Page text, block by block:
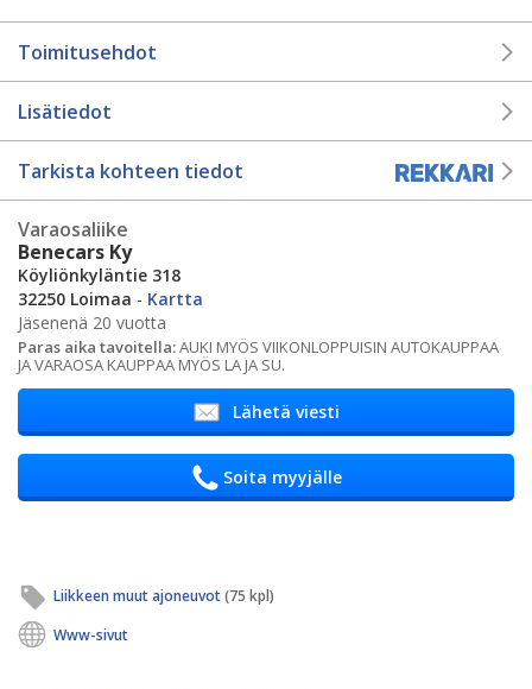
Toimitusehdot
Lisätiedot
Tarkista kohteen tiedot
Varaosaliike
Benecars Ky
Köyliönkyläntie 318
32250 Loimaa - Kartta
Jäsenenä 20 vuotta
Paras aika tavoitella:AUKI MYÖS VIIKONLOPPUISIN AUTOKAUPPAA
JA VARAOSA KAUPPAA MYÖS LA JA SU.
Lähetä viesti
Soita myyjälle
Liikkeen muut ajoneuvot(75 kpl)
Www-sivut